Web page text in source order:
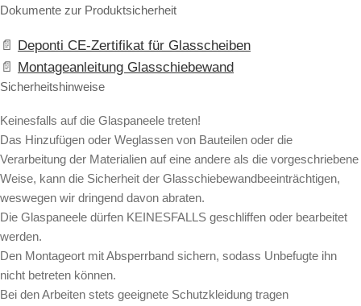
Dokumente zur Produktsicherheit
Deponti CE-Zertifikat für Glasscheiben
Montageanleitung Glasschiebewand
Sicherheitshinweise
Keinesfalls auf die Glaspaneele treten!
Das Hinzufügen oder Weglassen von Bauteilen oder die
Verarbeitung der Materialien auf eine andere als die vorgeschriebene
Weise, kann die Sicherheit der Glasschiebewandbeeinträchtigen,
weswegen wir dringend davon abraten.
Die Glaspaneele dürfen KEINESFALLS geschliffen oder bearbeitet
werden.
Den Montageort mit Absperrband sichern, sodass Unbefugte ihn
nicht betreten können.
Bei den Arbeiten stets geeignete Schutzkleidung tragen